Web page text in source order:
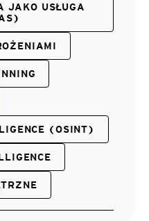
JAKO USŁUGA
(OSINT)